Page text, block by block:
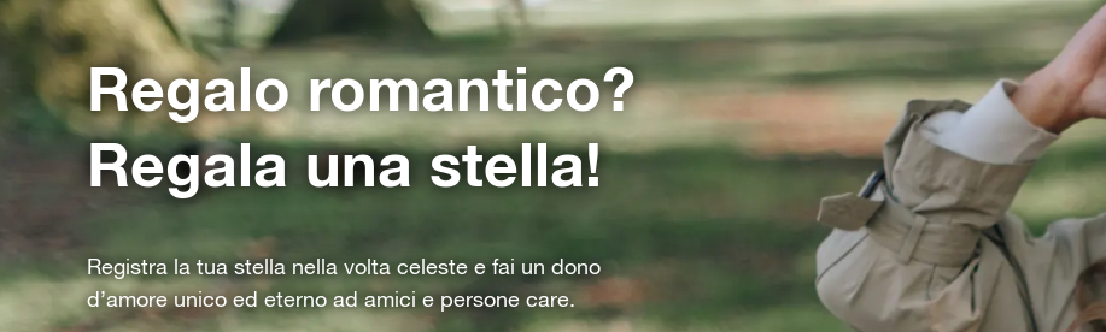
Regalo romantico?
Regala una stella!
Registra la tua stella nella volta celeste e fai un dono
d’amore unico ed eterno ad amici e persone care.